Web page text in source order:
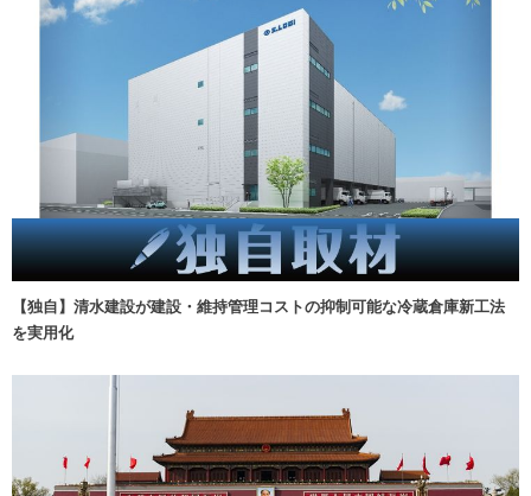
【独自】清水建設が建設・維持管理コストの抑制可能な冷蔵倉庫新工法
を実用化